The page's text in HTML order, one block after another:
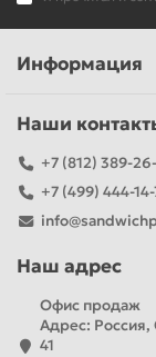
Информация
Наши
+7 (812) 389-
+7 (499) 444-14-
Наш адрес
Офис продаж
Адрес: Россия,
41